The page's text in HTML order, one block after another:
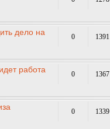
дело на
0 1391
работа
0 1367
0 1339